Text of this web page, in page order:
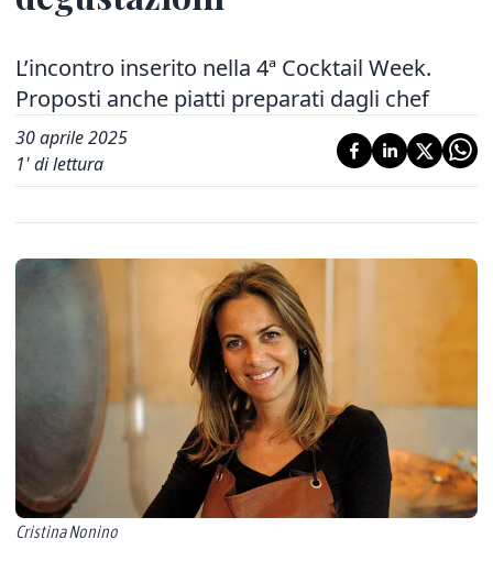
L’incontro inserito nella 4ª Cocktail Week.
Proposti anche piatti preparati dagli chef
30 aprile 2025
1' di lettura
Cristina Nonino